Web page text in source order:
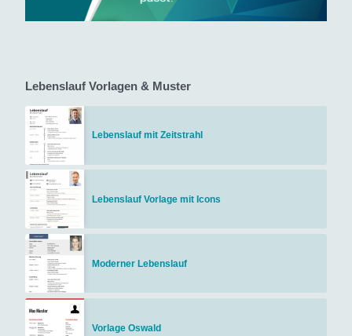
Lebenslauf Vorlagen & Muster
Lebenslauf mit Zeitstrahl
Lebenslauf Vorlage mit Icons
Moderner Lebenslauf
Vorlage Oswald